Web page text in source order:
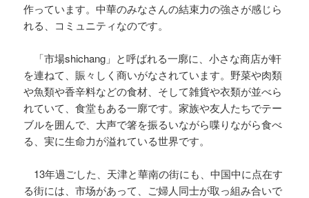
作っています。中華のみなさんの結束力の強さが感じら
れる、コミュニティなのです。
「市場shichang」と呼ばれる一廓に、小さな商店が軒
を連ねて、賑々しく商いがなされています。野菜や肉類
や魚類や香辛料などの食材、そして雑貨や衣類が並べら
れていて、食堂もある一廓です。家族や友人たちでテー
ブルを囲んで、大声で箸を振るいながら喋りながら食べ
る、実に生命力が溢れている世界です。
13年過ごした、天津と華南の街にも、中国中に点在す
る街には、市场があって、ご婦人同士が取っ組み合いで